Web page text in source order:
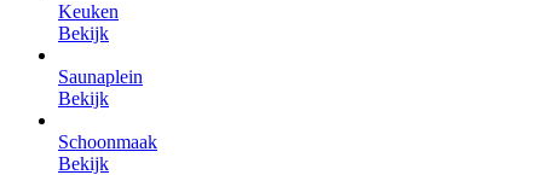
Keuken
Bekijk
Saunaplein
Bekijk
Schoonmaak
Bekijk